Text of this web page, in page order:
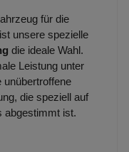
für die
unsere spezielle
die ideale Wahl.
Leistung unter
unübertroffene
die speziell auf
abgestimmt ist.